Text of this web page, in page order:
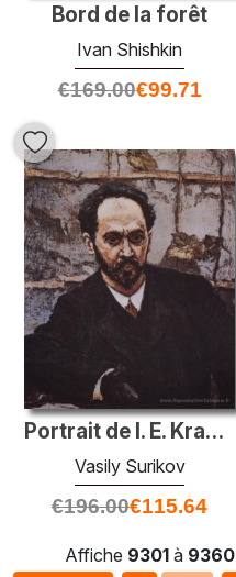
Bord de la forêt
Ivan Shishkin
€169.00€99.71
Portrait de I. E. Krachkovsky
Vasily Surikov
€196.00€115.64
Affiche 9301 à 9360